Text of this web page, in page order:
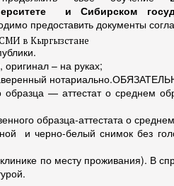
в Кыргызстане
и Сибирском
предоставить документы
– на руках;
образца — аттестат о среднем
образца-аттестата о
и черно-белый снимок без
по месту проживания). В